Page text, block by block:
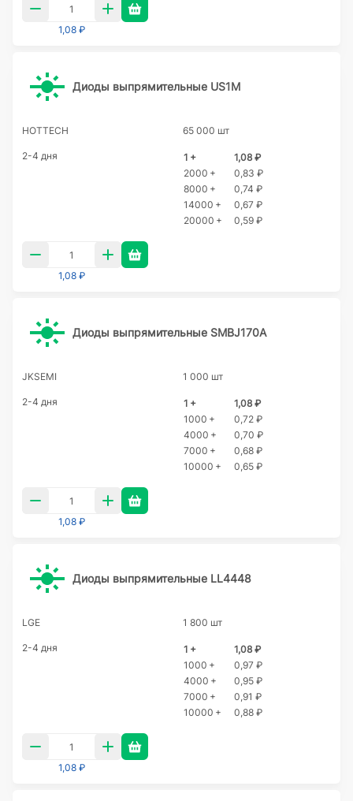
1,08 ₽
Диоды выпрямительные US1M
HOTTECH 65 000 шт
2-4 дня 1 +
1,08 ₽
2000 +
0,83 ₽
8000 +
0,74 ₽
14000 +
0,67 ₽
20000 +
0,59 ₽
1,08 ₽
Диоды выпрямительные SMBJ170A
JKSEMI 1 000 шт
2-4 дня 1 +
1,08 ₽
1000 +
0,72 ₽
4000 +
0,70 ₽
7000 +
0,68 ₽
10000 +
0,65 ₽
1,08 ₽
Диоды выпрямительные LL4448
LGE 1 800 шт
2-4 дня 1 +
1,08 ₽
1000 +
0,97 ₽
4000 +
0,95 ₽
7000 +
0,91 ₽
10000 +
0,88 ₽
1,08 ₽